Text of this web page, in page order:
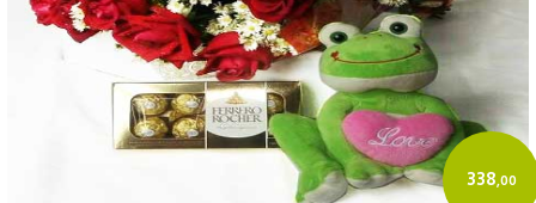
Acesse o GeradorX
338,00